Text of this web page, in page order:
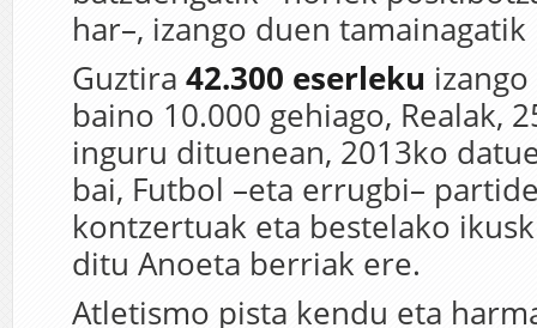
har–, izango duen tamainagatik
Guztira 42.300 eserleku
baino 10.000 gehiago, Realak,
inguru dituenean, 2013ko
bai, Futbol –eta errugbi–
kontzertuak eta bestelako
ditu Anoeta berriak ere.
Atletismo pista kendu eta